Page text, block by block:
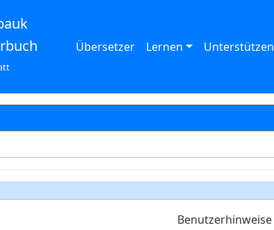
Übersetzer Lernen Unterstützen
Benutzerhinweise